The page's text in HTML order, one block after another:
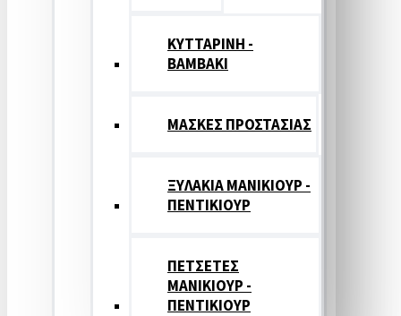
ΚΥΤΤΑΡΙΝΗ -
ΒΑΜΒΑΚΙ
ΜΑΣΚΕΣ ΠΡΟΣΤΑΣΙΑΣ
ΞΥΛΑΚΙΑ ΜΑΝΙΚΙΟΥΡ -
ΠΕΝΤΙΚΙΟΥΡ
ΠΕΤΣΕΤΕΣ
ΜΑΝΙΚΙΟΥΡ -
ΠΕΝΤΙΚΙΟΥΡ